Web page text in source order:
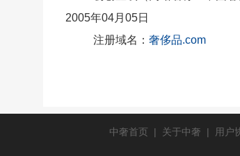
2005年04月05日
注册域名： 奢侈品.com
中奢首页 | 关于中奢 | 用户